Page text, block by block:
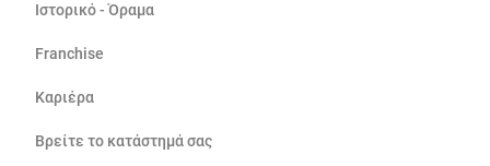
Ιστορικό - Όραμα
Franchise
Καριέρα
Βρείτε το κατάστημά σας